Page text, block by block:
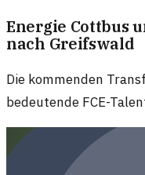
Energie Cottbus
nach Greifswald
Die kommenden
bedeutende FCE-
Blick auf die
deren Auswirkungen.